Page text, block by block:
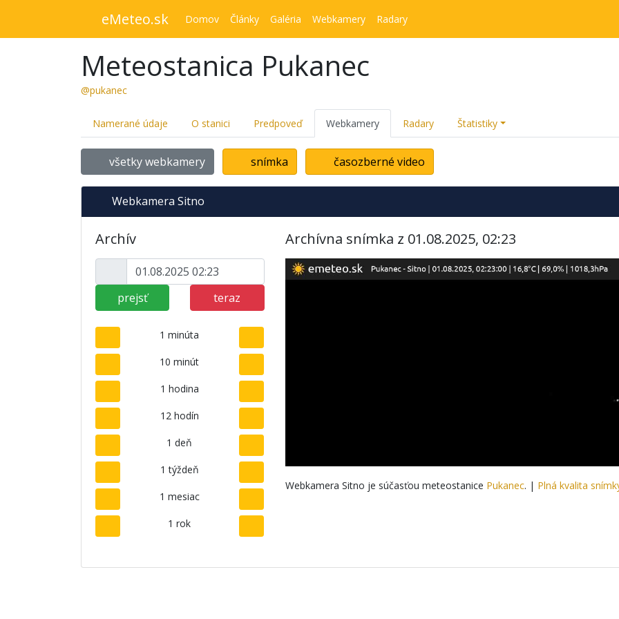
eMeteo.sk Domov Články Galéria Webkamery Radary
Meteostanica Pukanec
@pukanec
Namerané údaje O stanici Predpoveď Webkamery Radary Štatistiky
všetky webkamery snímka časozberné video
Webkamera Sitno
Archív
prejsť teraz
1 minúta
10 minút
1 hodina
12 hodín
1 deň
1 týždeň
1 mesiac
1 rok
Archívna snímka z 01.08.2025, 02:23
Webkamera Sitno je súčasťou meteostanice Pukanec. | Plná kvalita